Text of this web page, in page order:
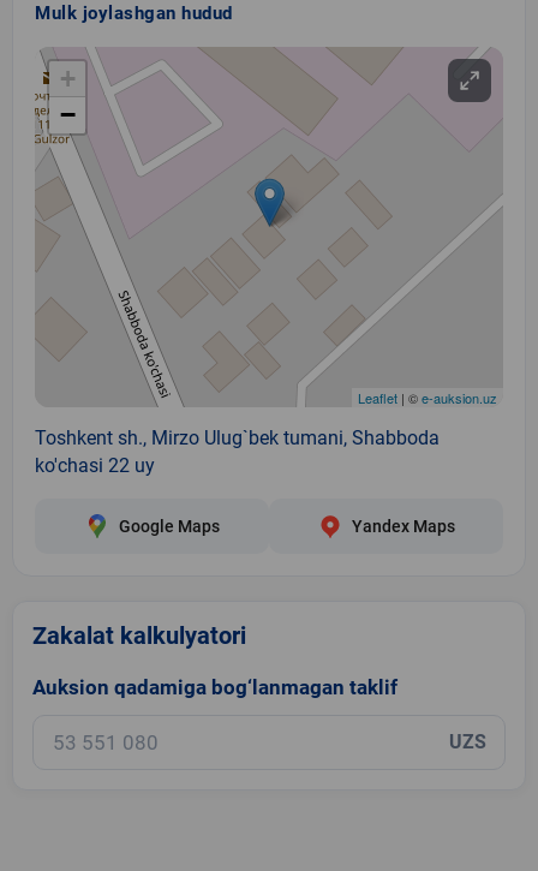
Mulk joylashgan hudud
+
−
Leaflet | ©e-auksion.uz
Toshkent sh., Mirzo Ulug`bek tumani, Shabboda
ko'chasi 22 uy
Google Maps Yandex Maps
Zakalat kalkulyatori
Auksion qadamiga bog‘lanmagan taklif
UZS